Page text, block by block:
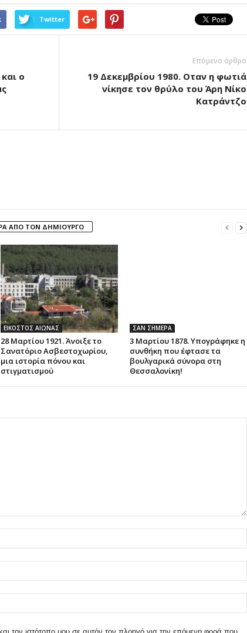
Twitter
ο
Επόμενο άρθρο
19 Δεκεμβρίου 1980. Οταν η φωτιά
νίκησε τον θρύλο του Άρη Νίκο
Κατράντζο
ΑΠΟ ΤΟΝ ΔΗΜΙΟΥΡΓΟ
ΕΙΚΟΣΤΟΣ ΑΙΩΝΑΣ
28 Μαρτίου 1921. Άνοιξε το
Σανατόριο Ασβεστοχωρίου,
μια ιστορία πόνου και
στιγματισμού
ΣΑΝ ΣΗΜΕΡΑ
3 Μαρτίου 1878. Υπογράφηκε η
συνθήκη που έφτασε τα
βουλγαρικά σύνορα στη
Θεσσαλονίκη!